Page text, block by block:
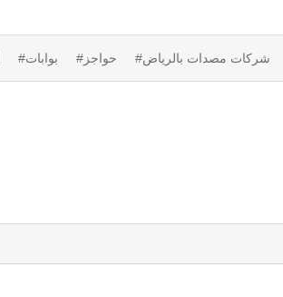
#بوابات #حواجز #شركات مصدات بالرياض